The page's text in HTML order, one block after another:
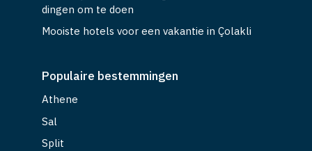
dingen om te doen
Mooiste hotels voor een vakantie in Çolakli
Populaire bestemmingen
Athene
Sal
Split